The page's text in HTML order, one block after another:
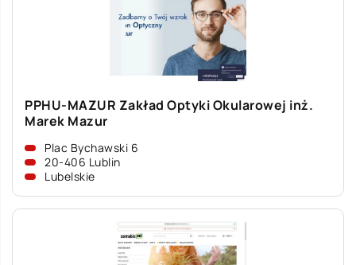
PPHU-MAZUR Zakład Optyki Okularowej inż.
Marek Mazur
Plac Bychawski 6
20-406 Lublin
Lubelskie